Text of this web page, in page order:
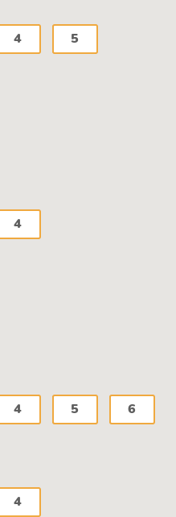
4 5
4
4 5 6
4